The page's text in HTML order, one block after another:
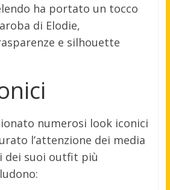
ha portato un tocco
di Elodie,
e silhouette
numerosi look iconici
l’attenzione dei media
dei suoi outfit più